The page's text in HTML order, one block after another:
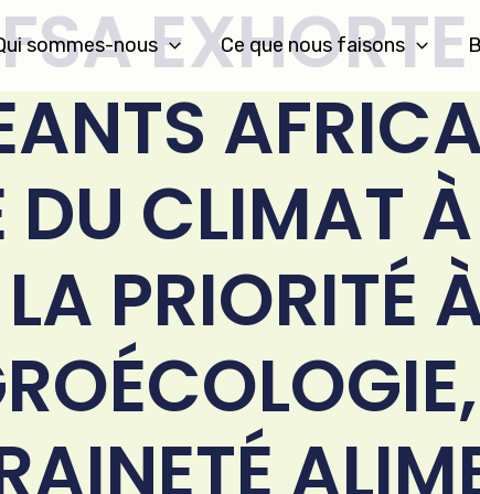
sommes-nous Ce que nous faisons
EXHORTE
DU CLIMAT
LA PRIORITÉ